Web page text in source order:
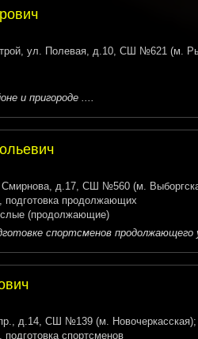
ул. Полевая, д.10, СШ №621 (м.
и пригороде ....
д.17, СШ №560 (м.
подготовка продолжающих
(продолжающие)
спортсменов продолжающего
д.14, СШ №139 (м.
подготовка спортсменов